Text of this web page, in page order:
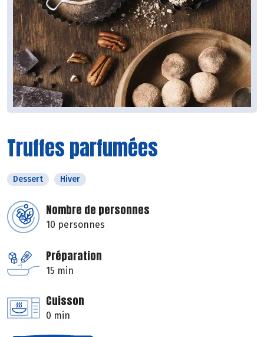
Truffes parfumées
Dessert Hiver
Nombre de personnes
10 personnes
Préparation
15 min
Cuisson
0 min